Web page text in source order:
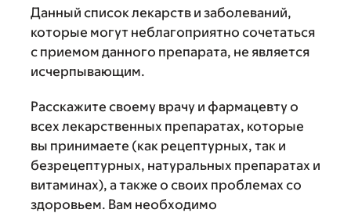
Данный список лекарств и заболеваний,
которые могут неблагоприятно сочетаться
с приемом данного препарата, не является
исчерпывающим.
Расскажите своему врачу и фармацевту о
всех лекарственных препаратах, которые
вы принимаете (как рецептурных, так и
безрецептурных, натуральных препаратах и
витаминах), а также о своих проблемах со
здоровьем. Вам необходимо